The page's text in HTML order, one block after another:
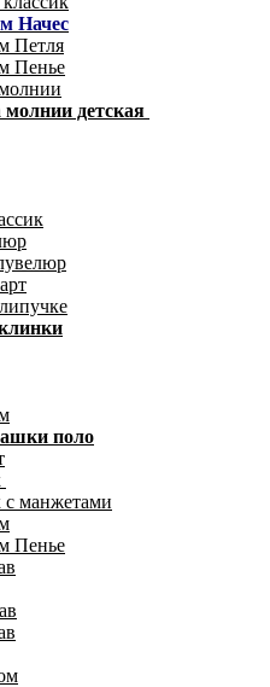
Начес
Петля
Пенье
молнии детская
поло
манжетами
Пенье